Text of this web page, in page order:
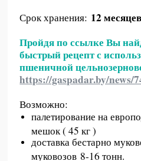
Срок хранения: 12 месяцев
Пройдя по ссылке Вы
быстрый рецепт с
пшеничной
https://gaspadar.by/news/
Возможно:
палетирование на
мешок ( 45 кг )
доставка бестарно
муковозов 8-16 тонн.